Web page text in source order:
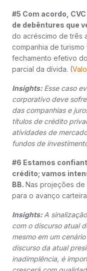
#5 Com acordo,
de debêntures que
do acréscimo de três
companhia de
fechamento efetivo
parcial da dívida. (
Insights: Esse caso
corporativo deve
das companhias e
títulos de crédito
atividades de
fundos de
#6 Estamos
crédito; vamos
BB. Nas projeções de
para o avanço
Insights: A
com o discurso atual
mesmo em um
discurso da atual
inadimplência, é